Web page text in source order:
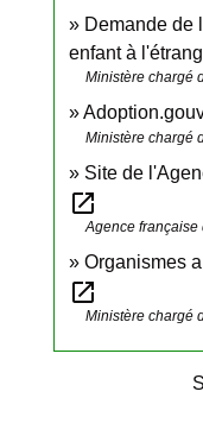
Demande de
enfant à
Ministère chargé
Ministère chargé
Site de
open_in_new
Agence française
Organismes
open_in_new
Ministère chargé